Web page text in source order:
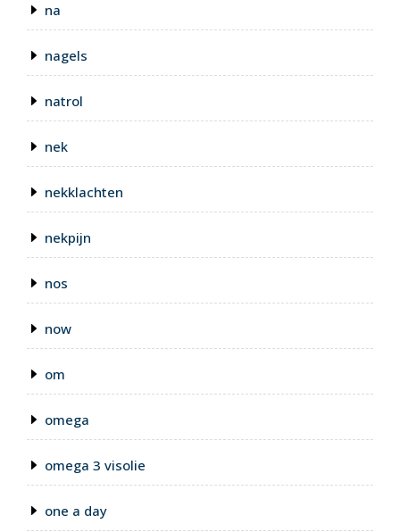
na
nagels
natrol
nek
nekklachten
nekpijn
nos
now
om
omega
omega 3 visolie
one a day